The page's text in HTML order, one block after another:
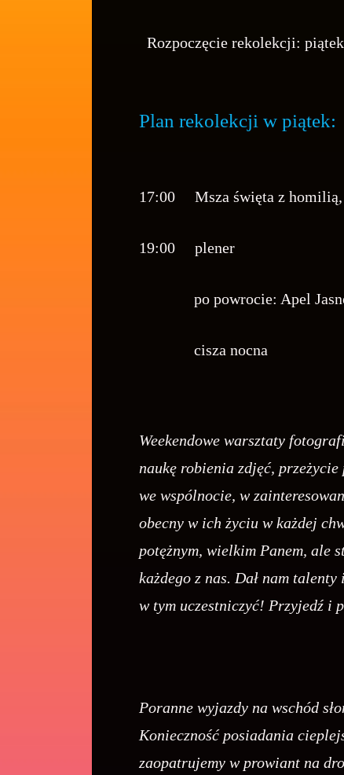
Rozpoczęcie rekolekcji:
Plan rekolekcji w piątek:
17:00 Msza święta z homilią,
19:00 plener
po powrocie: Apel
cisza nocna
Weekendowe warsztaty
naukę robienia zdjęć,
we wspólnocie, w
obecny w ich życiu w każdej
potężnym, wielkim Panem, ale
każdego z nas. Dał nam
w tym uczestniczyć! Przyjedź i
Poranne wyjazdy na wschód
Konieczność posiadania
zaopatrujemy w prowiant na